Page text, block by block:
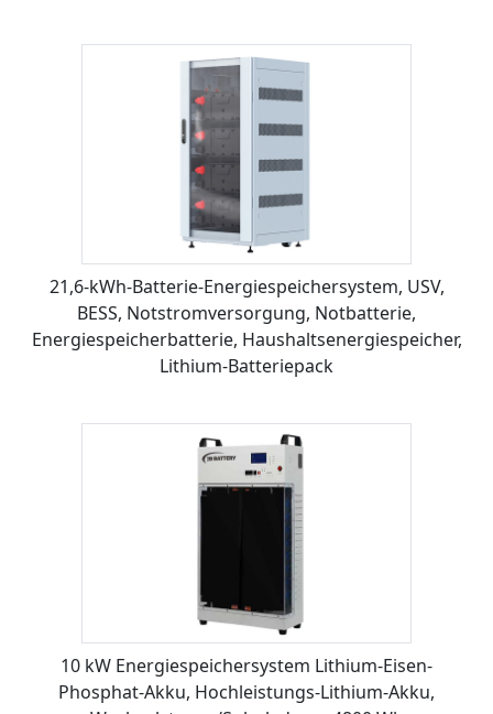
21,6-kWh-Batterie-Energiespeichersystem, USV,
BESS, Notstromversorgung, Notbatterie,
Energiespeicherbatterie, Haushaltsenergiespeicher,
Lithium-Batteriepack
10 kW Energiespeichersystem Lithium-Eisen-
Phosphat-Akku, Hochleistungs-Lithium-Akku,